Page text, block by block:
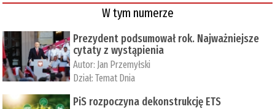
W tym numerze
Prezydent podsumował rok. Najważniejsze
cytaty z wystąpienia
Autor: Jan Przemyłski
Dział:Temat Dnia
PiS rozpoczyna dekonstrukcję ETS